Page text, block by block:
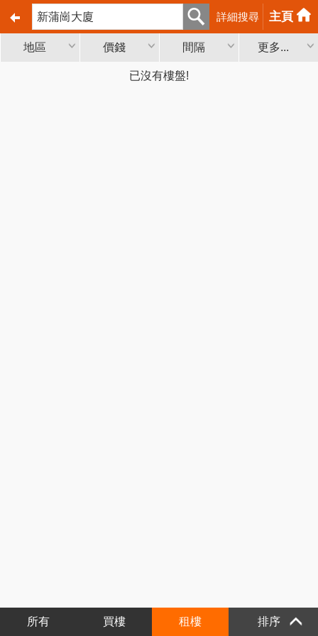
詳細搜尋 主頁
地區 價錢 間隔 更多...
已沒有樓盤!
所有 買樓 租樓 排序